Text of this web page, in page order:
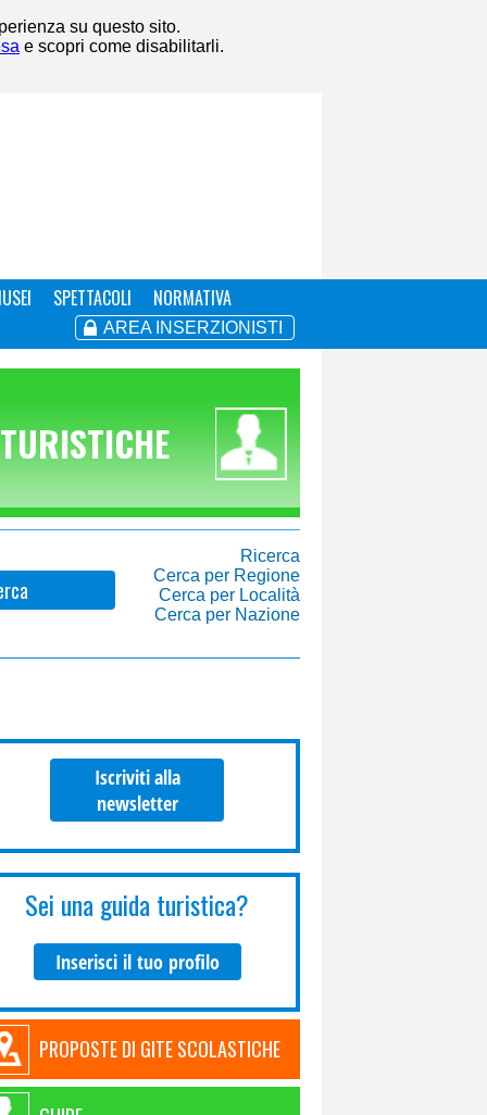
su questo sito.
e scopri come disabilitarli.
SPETTACOLI NORMATIVA
AREA INSERZIONISTI
Ricerca
Cerca per Regione
Cerca per Località
Cerca per Nazione
Iscriviti alla
newsletter
Sei una guida turistica?
Inserisci il tuo profilo
PROPOSTE DI GITE SCOLASTICHE